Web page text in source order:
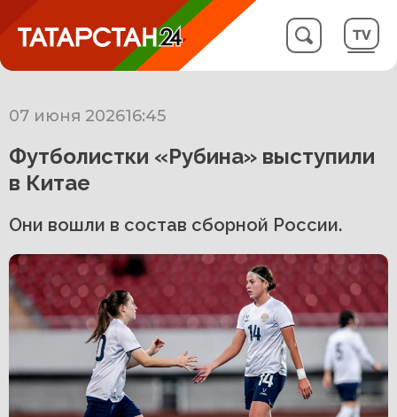
07 июня 202616:45
Футболистки «Рубина» выступили
в Китае
Они вошли в состав сборной России.